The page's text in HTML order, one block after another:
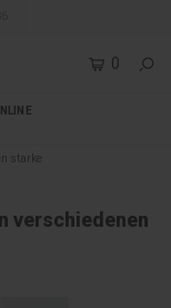
0
starke
verschiedenen